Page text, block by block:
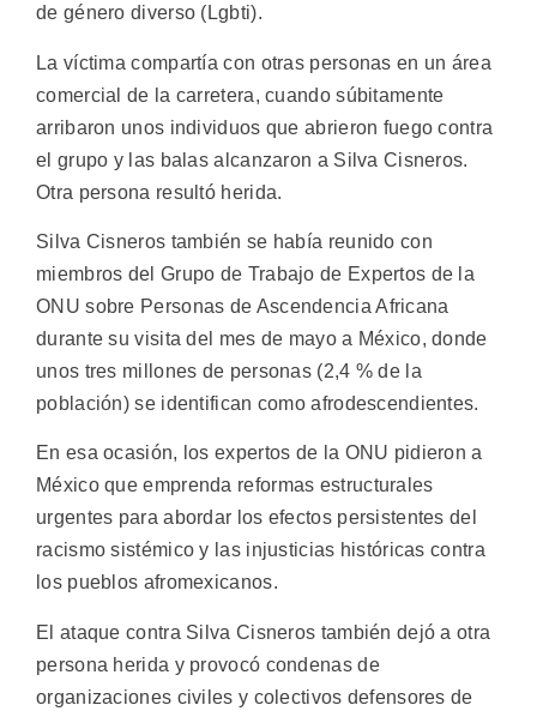
de género diverso (Lgbti).
La víctima compartía con otras personas en un área
comercial de la carretera, cuando súbitamente
arribaron unos individuos que abrieron fuego contra
el grupo y las balas alcanzaron a Silva Cisneros.
Otra persona resultó herida.
Silva Cisneros también se había reunido con
miembros del Grupo de Trabajo de Expertos de la
ONU sobre Personas de Ascendencia Africana
durante su visita del mes de mayo a México, donde
unos tres millones de personas (2,4 % de la
población) se identifican como afrodescendientes.
En esa ocasión, los expertos de la ONU pidieron a
México que emprenda reformas estructurales
urgentes para abordar los efectos persistentes del
racismo sistémico y las injusticias históricas contra
los pueblos afromexicanos.
El ataque contra Silva Cisneros también dejó a otra
persona herida y provocó condenas de
organizaciones civiles y colectivos defensores de